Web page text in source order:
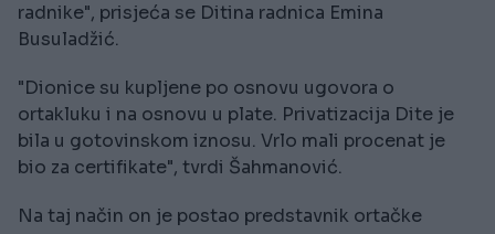
radnike", prisjeća se Ditina radnica Emina
Busuladžić.
"Dionice su kupljene po osnovu ugovora o
ortakluku i na osnovu u plate. Privatizacija Dite je
bila u gotovinskom iznosu. Vrlo mali procenat je
bio za certifikate", tvrdi Šahmanović.
Na taj način on je postao predstavnik ortačke